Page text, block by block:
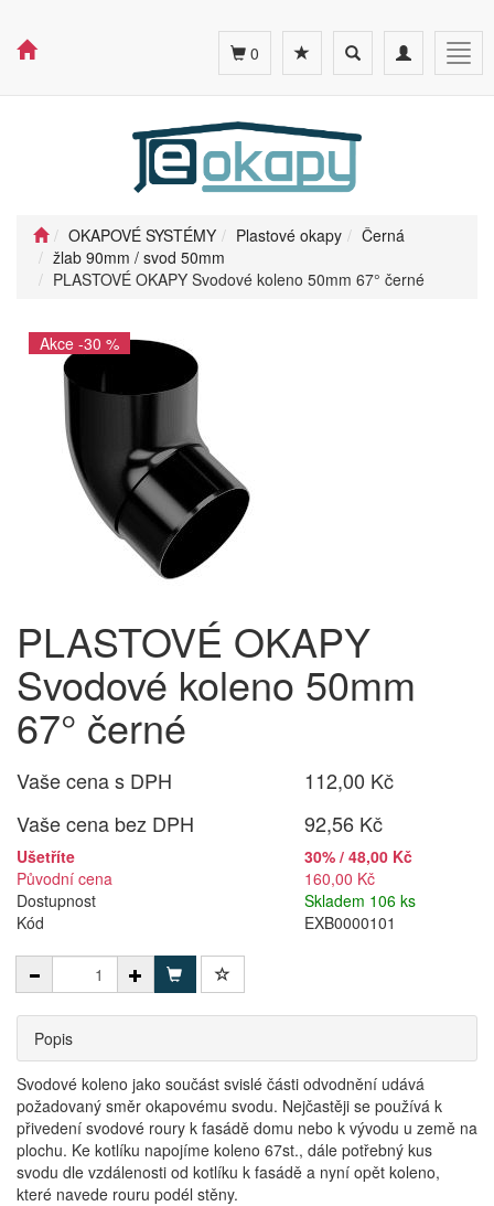
Toggle
navigation
Toggle
search
0
OKAPOVÉ SYSTÉMY Plastové okapy
Černá
žlab 90mm / svod 50mm
PLASTOVÉ OKAPY Svodové koleno 50mm 67° černé
Akce -30 %
PLASTOVÉ OKAPY
Svodové koleno 50mm
67° černé
Vaše cena s DPH
112,00 Kč
Vaše cena bez DPH
92,56 Kč
Ušetříte
30% / 48,00 Kč
Původní cena
160,00 Kč
Dostupnost
Skladem 106 ks
Kód
EXB0000101
Popis
Svodové koleno jako součást svislé části odvodnění udává
požadovaný směr okapovému svodu. Nejčastěji se používá k
přivedení svodové roury k fasádě domu nebo k vývodu u země na
plochu. Ke kotlíku napojíme koleno 67st., dále potřebný kus
svodu dle vzdálenosti od kotlíku k fasádě a nyní opět koleno,
které navede rouru podél stěny.